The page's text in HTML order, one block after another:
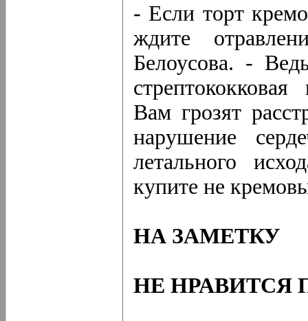
- Если торт
ждите
Белоусова. -
Вам грозят
нарушение
летального
купите не
НА ЗАМЕТКУ
НЕ НРАВИТСЯ